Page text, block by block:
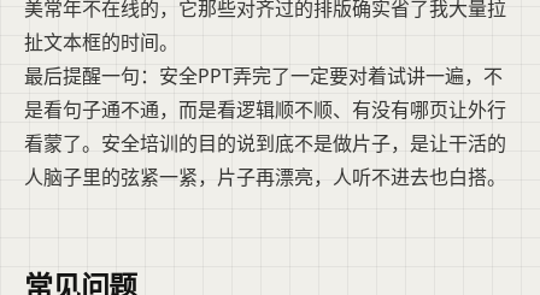
美常年不在线的，它那些对齐过的排版确实省了我大量拉
扯文本框的时间。
最后提醒一句：安全PPT弄完了一定要对着试讲一遍，不
是看句子通不通，而是看逻辑顺不顺、有没有哪页让外行
看蒙了。安全培训的目的说到底不是做片子，是让干活的
人脑子里的弦紧一紧，片子再漂亮，人听不进去也白搭。
常见问题